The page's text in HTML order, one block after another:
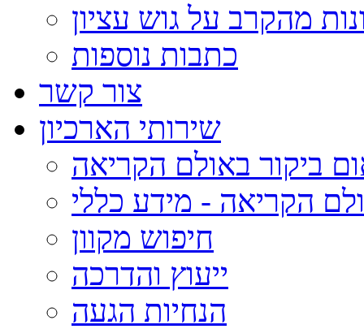
מהקרב על גוש עציון
כתבות נוספות
צור קשר
שירותי הארכיון
ביקור באולם הקריאה
הקריאה - מידע כללי
חיפוש מקוון
ייעוץ והדרכה
הנחיות הגעה